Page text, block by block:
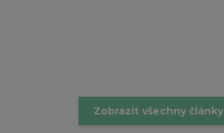
Zobrazit všechny články